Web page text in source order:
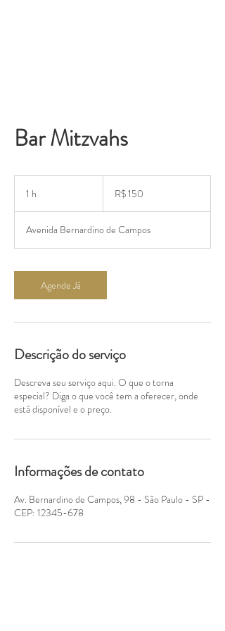
Bar Mitzvahs
1 h
brasileiros
R$ 150
Avenida Bernardino de Campos
Agende Já
Descrição do serviço
Descreva seu serviço aqui. O que o torna
especial? Diga o que você tem a oferecer, onde
está disponível e o preço.
Informações de contato
Av. Bernardino de Campos, 98 - São Paulo - SP -
CEP: 12345-678